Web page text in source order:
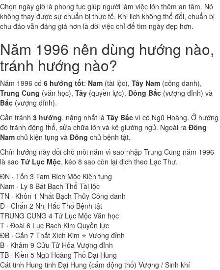
Chọn ngày giờ là phong tục giúp người làm việc lớn thêm an tâm. Nó
không thay được sự chuẩn bị thực tế. Khi lịch không thể đổi, chuẩn bị
chu đáo vẫn đáng giá hơn là dời việc chỉ để tìm ngày đẹp hơn.
Năm 1996 nên dùng hướng nào,
tránh hướng nào?
Năm 1996 có 6 hướng tốt: Nam (tài lộc), Tây Nam (công danh),
Trung Cung (văn học), Tây (quyền lực), Đông Bắc (vượng đỉnh) và
Bắc (vượng đỉnh).
Cần tránh 3 hướng, nặng nhất là Tây Bắc vì có Ngũ Hoàng. Ở hướng
đó tránh động thổ, sửa chữa lớn và kê giường ngủ. Ngoài ra Đông
Nam chủ kiện tụng và Đông chủ bệnh tật.
Chín hướng này đổi chỗ mỗi năm vì sao nhập Trung Cung năm 1996
là sao Tứ Lục Mộc, kéo 8 sao còn lại dịch theo Lạc Thư.
ĐN · Tốn 3 Tam Bích Mộc Kiện tụng
Nam · Ly 8 Bát Bạch Thổ Tài lộc
TN · Khôn 1 Nhất Bạch Thủy Công danh
Đ · Chấn 2 Nhị Hắc Thổ Bệnh tật
TRUNG CUNG 4 Tứ Lục Mộc Văn học
T · Đoài 6 Lục Bạch Kim Quyền lực
ĐB · Cấn 7 Thất Xích Kim ⭐ Vượng đỉnh
B · Khảm 9 Cửu Tử Hỏa Vượng đỉnh
TB · Kiền 5 Ngũ Hoàng Thổ Đại Hung
Cát tinh Hung tinh Đại Hung (cấm động thổ) Vượng / Sinh khí